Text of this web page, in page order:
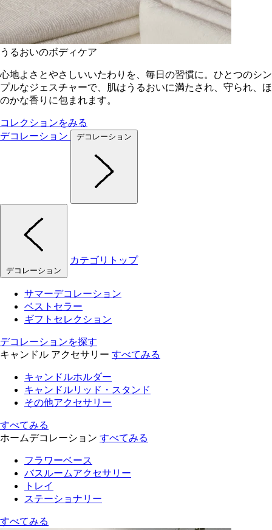
うるおいのボディケア
心地よさとやさしいいたわりを、毎日の習慣に。ひとつのシン
プルなジェスチャーで、肌はうるおいに満たされ、守られ、ほ
のかな香りに包まれます。
コレクションをみる
デコレーション
デコレーション
デコレーション
カテゴリトップ
サマーデコレーション
ベストセラー
ギフトセレクション
デコレーションを探す
キャンドル アクセサリー すべてみる
キャンドルホルダー
キャンドルリッド・スタンド
その他アクセサリー
すべてみる
ホームデコレーション すべてみる
フラワーベース
バスルームアクセサリー
トレイ
ステーショナリー
すべてみる